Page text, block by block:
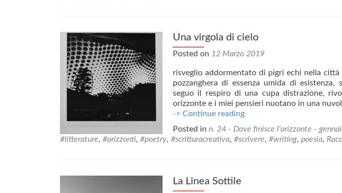
Una virgola di cielo
Posted on 12 Marzo 2019
risveglio addormentato di pigri echi nella
pozzanghera di essenza umida di
seguo il respiro di una cupa distrazione,
orizzonte e i miei pensieri nuotano in una
-> Continue readingUna
di
cielo
Posted in n. 24 - Dove finisce l'orizzonte -
#litterature, #orizzonti, #poetry, #scritturacreativa, #scrivere, #writing, poesia,
La Linea Sottile